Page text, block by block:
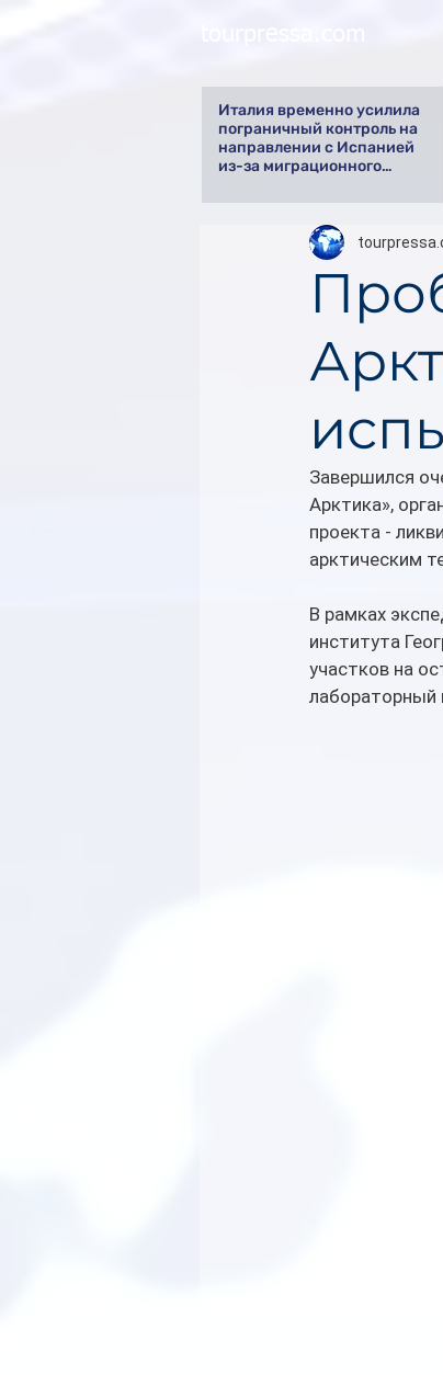
Италия временно усилила
пограничный контроль на
направлении с Испанией
из-за миграционного
Завершился
Арктика»,
проекта -
арктическим
В рамках
института
участков на
лабораторный